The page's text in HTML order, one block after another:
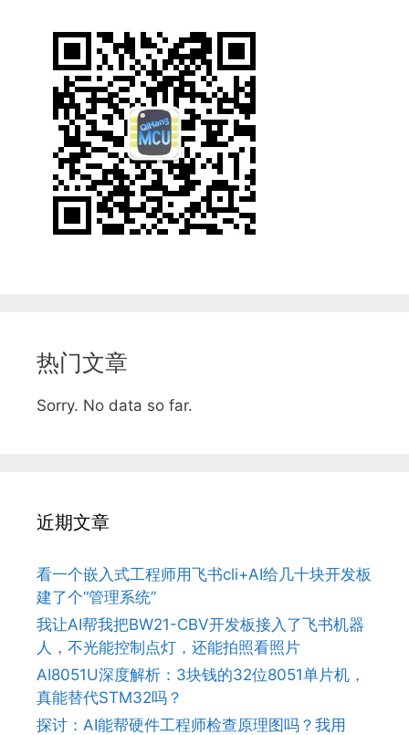
热门文章
Sorry. No data so far.
近期文章
看一个嵌入式工程师用飞书cli+AI给几十块开发板
建了个“管理系统”
我让AI帮我把BW21-CBV开发板接入了飞书机器
人，不光能控制点灯，还能拍照看照片
AI8051U深度解析：3块钱的32位8051单片机，
真能替代STM32吗？
探讨：AI能帮硬件工程师检查原理图吗？我用